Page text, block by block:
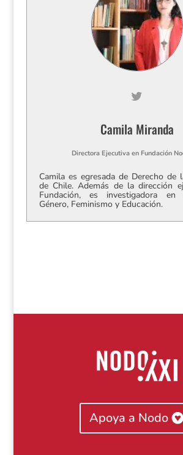
Camila Miranda
Directora Ejecutiva en Fundación
Camila es egresada de Derecho de
de Chile. Además de la dirección
Fundación, es investigadora en
Género, Feminismo y Educación.
Apoya a Nodo